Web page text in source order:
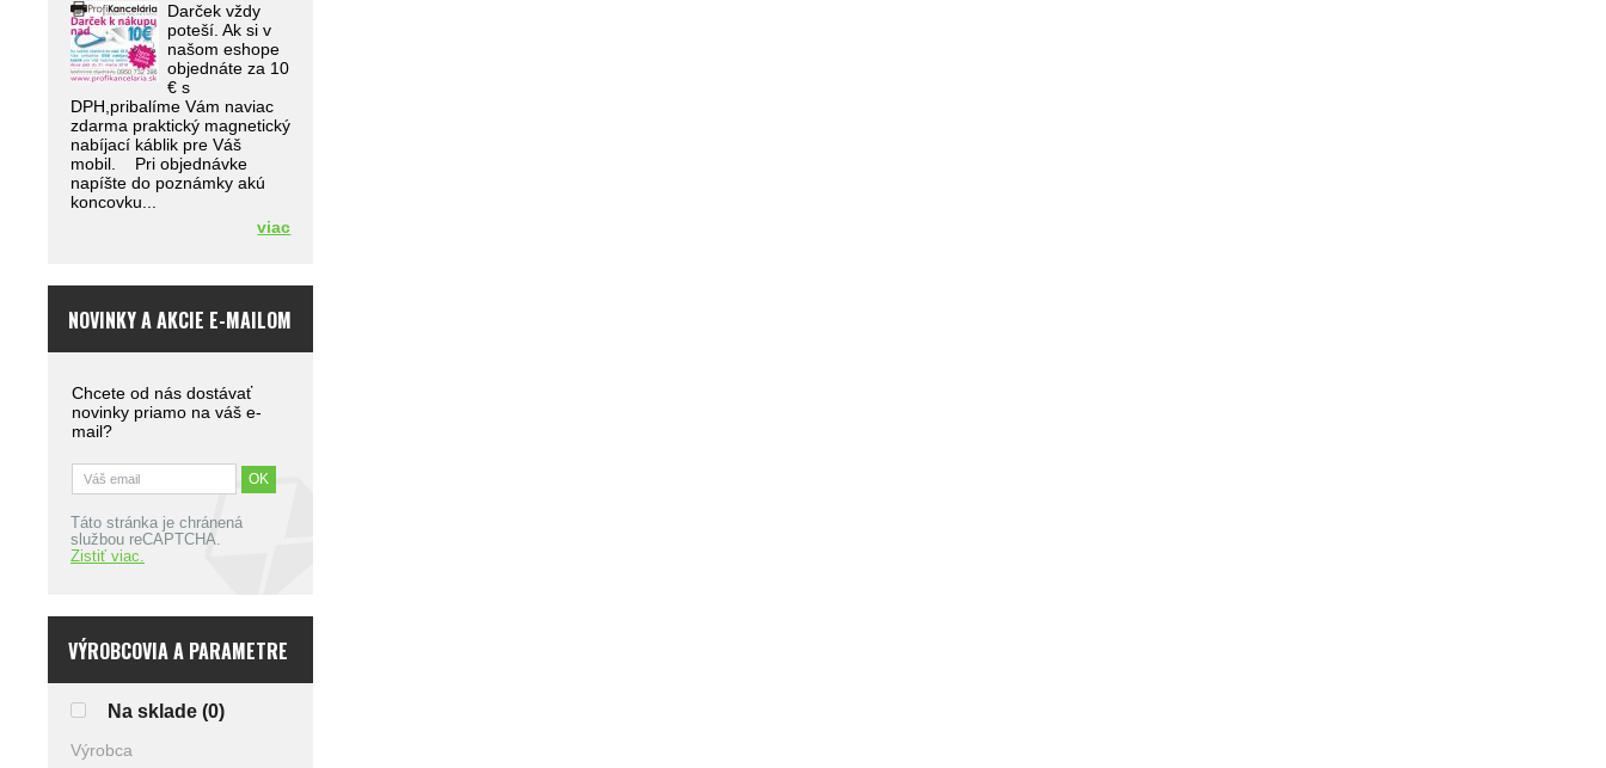
Darček vždy
poteší. Ak si v
našom eshope
objednáte za 10
€ s
DPH,pribalíme Vám naviac
zdarma praktický magnetický
nabíjací káblik pre Váš
mobil. Pri objednávke
napíšte do poznámky akú
koncovku...
viac
NOVINKY A AKCIE E-MAILOM
Chcete od nás dostávať
novinky priamo na váš e-
mail?
Táto stránka je chránená
službou reCAPTCHA.
Zistiť viac.
VÝROBCOVIA A PARAMETRE
Na sklade (0)
Výrobca